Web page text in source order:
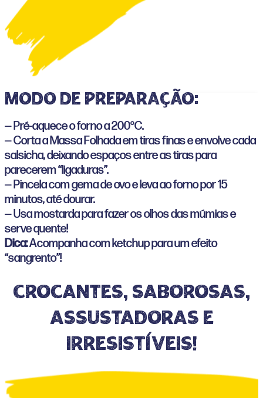
Modo de preparação:
— Pré-aquece o forno a 200°C.
— Corta a Massa Folhada em tiras finas e envolve cada
salsicha, deixando espaços entre as tiras para
parecerem “ligaduras”.
— Pincela com gema de ovo e leva ao forno por 15
minutos, até dourar.
— Usa mostarda para fazer os olhos das múmias e
serve quente!
Dica:Acompanha com ketchup para um efeito
“sangrento”!
Crocantes, saborosas,
assustadoras e
irresistíveis!